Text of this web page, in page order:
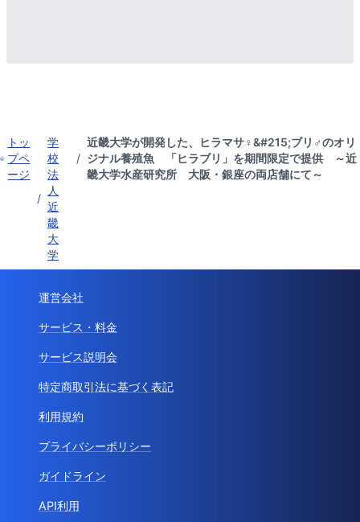
トッ
プペ
ージ
/
学
校
法
人
近
畿
大
学
/
近畿大学が開発した、ヒラマサ♀&#215;ブリ♂のオリ
ジナル養殖魚 「ヒラブリ」を期間限定で提供 ～近
畿大学水産研究所 大阪・銀座の両店舗にて～
運営会社
サービス・料金
サービス説明会
特定商取引法に基づく表記
利用規約
プライバシーポリシー
ガイドライン
API利用